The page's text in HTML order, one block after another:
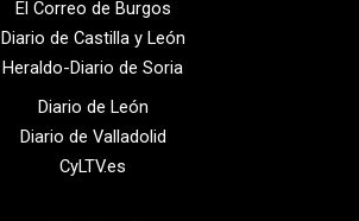
El Correo de Burgos
Diario de Castilla y León
Heraldo-Diario de Soria
Diario de León
Diario de Valladolid
CyLTV.es